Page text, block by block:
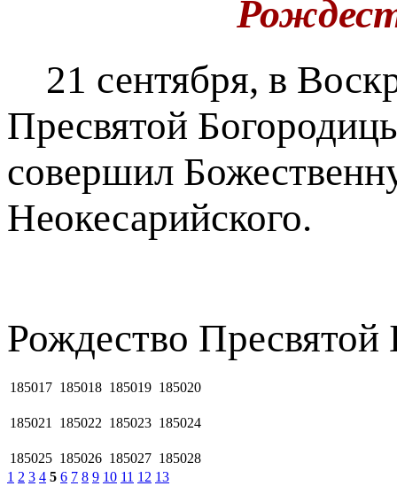
21 сентября, в
Пресвятой
совершил
Неокесарийского.
Рождество
185017 185018 185019 185020
185021 185022 185023 185024
185025 185026 185027 185028
1 2 3 4 5 6 7 8 9 10 11 12 13